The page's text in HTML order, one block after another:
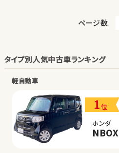
ページ数
タイプ別人気中古車ランキング
軽自動車
1位
ホンダ
NBOX